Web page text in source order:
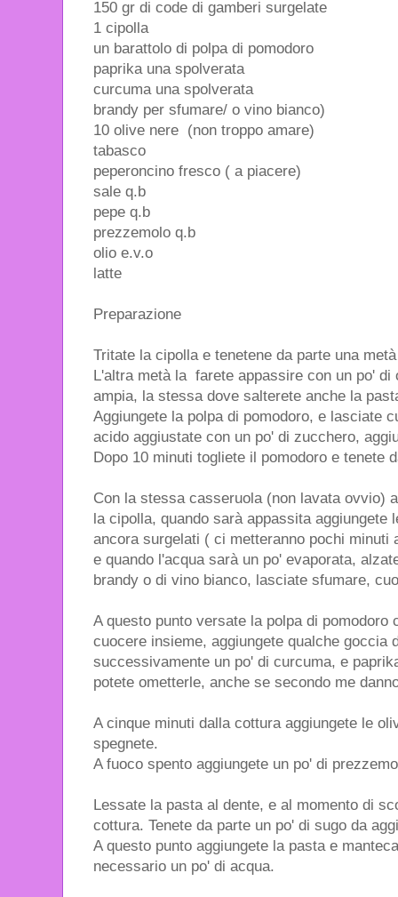
150 gr di code di gamberi surgelate
1 cipolla
un barattolo di polpa di pomodoro
paprika una spolverata
curcuma una spolverata
brandy per sfumare/ o vino bianco)
10 olive nere (non troppo amare)
tabasco
peperoncino fresco ( a piacere)
sale q.b
pepe q.b
prezzemolo q.b
olio e.v.o
latte
Preparazione
Tritate la cipolla e tenetene da parte una metà
L'altra metà la farete appassire con un po' di
ampia, la stessa dove salterete anche la
Aggiungete la polpa di pomodoro, e lasciate
acido aggiustate con un po' di zucchero,
Dopo 10 minuti togliete il pomodoro e tenete
Con la stessa casseruola (non lavata ovvio)
la cipolla, quando sarà appassita aggiungete
ancora surgelati ( ci metteranno pochi minuti
e quando l'acqua sarà un po' evaporata,
brandy o di vino bianco, lasciate sfumare,
A questo punto versate la polpa di pomodoro
cuocere insieme, aggiungete qualche goccia
successivamente un po' di curcuma, e
potete ometterle, anche se secondo me
A cinque minuti dalla cottura aggiungete le
spegnete.
A fuoco spento aggiungete un po' di
Lessate la pasta al dente, e al momento di
cottura. Tenete da parte un po' di sugo da
A questo punto aggiungete la pasta e
necessario un po' di acqua.